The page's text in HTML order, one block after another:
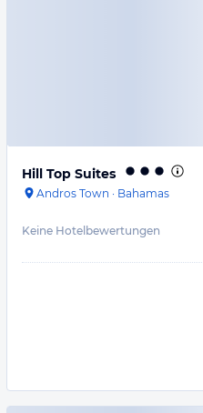
Hill Top Suites
Andros Town · Bahamas
Keine Hotelbewertungen